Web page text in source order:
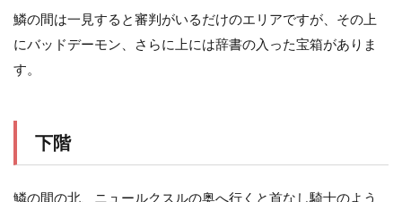
鱗の間は一見すると審判がいるだけのエリアですが、その上
にバッドデーモン、さらに上には辞書の入った宝箱がありま
す。
下階
鱗の間の北、ニュールクスルの奥へ行くと首なし騎士のよう